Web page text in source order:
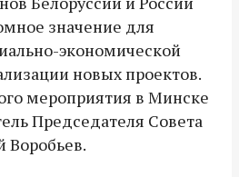
значение для
экономической
новых проектов.
мероприятия в Минске
Председателя Совета